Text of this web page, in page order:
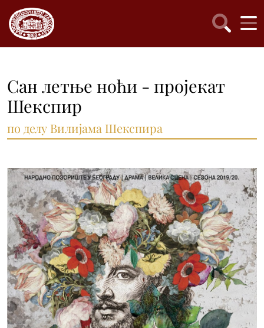
Сан летње ноћи - пројекат
Шекспир
по делу Вилијама Шекспира